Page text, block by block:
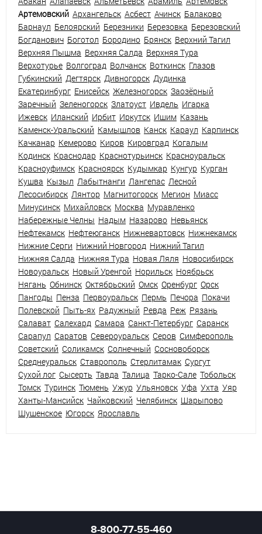
Артемовский Архангельск Асбест Ачинск Балаково
Барнаул Белоярский Березники Березовка Березовский
Богданович Боготол Бородино Брянск Верхний Тагил
Верхняя Пышма Верхняя Салда Верхняя Тура
Верхотурье Волгоград Волчанск Воткинск Глазов
Губкинский Дегтярск Дивногорск Дудинка
Екатеринбург Енисейск Железногорск Заозёрный
Заречный Зеленогорск Златоуст Ивдель Игарка
Ижевск Иланский Ирбит Иркутск Ишим Казань
Каменск-Уральский Камышлов Канск Караул Карпинск
Качканар Кемерово Киров Кировград Когалым
Кодинск Краснодар Краснотурьинск Красноуральск
Красноуфимск Красноярск Кудымкар Кунгур Курган
Кушва Кызыл Лабытнанги Лангепас Лесной
Лесосибирск Лянтор Магнитогорск Мегион Миасс
Минусинск Михайловск Москва Муравленко
Набережные Челны Надым Назарово Невьянск
Нефтекамск Нефтеюганск Нижневартовск Нижнекамск
Нижние Серги Нижний Новгород Нижний Тагил
Нижняя Салда Нижняя Тура Новая Ляля Новосибирск
Новоуральск Новый Уренгой Норильск Ноябрьск
Нягань Обнинск Октябрьский Омск Оренбург Орск
Пангоды Пенза Первоуральск Пермь Печора Покачи
Полевской Пыть-ях Радужный Ревда Реж Рязань
Салават Салехард Самара Санкт-Петербург Саранск
Сарапул Саратов Североуральск Серов Симферополь
Советский Соликамск Солнечный Сосновоборск
Среднеуральск Ставрополь Стерлитамак Сургут
Сухой лог Сысерть Тавда Талица Тарко-Сале Тобольск
Томск Туринск Тюмень Ужур Ульяновск Уфа Ухта Уяр
Ханты-Мансийск Чайковский Челябинск Шарыпово
Шушенское Югорск Ярославль
8-800-77-55-460